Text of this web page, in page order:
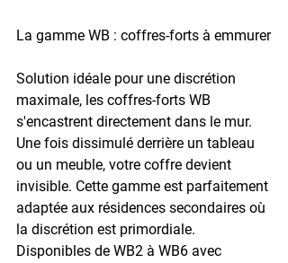
La gamme WB : coffres-forts à emmurer
Solution idéale pour une discrétion
maximale, les coffres-forts WB
s'encastrent directement dans le mur.
Une fois dissimulé derrière un tableau
ou un meuble, votre coffre devient
invisible. Cette gamme est parfaitement
adaptée aux résidences secondaires où
la discrétion est primordiale.
Disponibles de WB2 à WB6 avec